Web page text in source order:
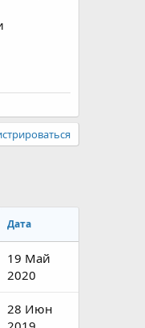
Дата
19 Май
2020
28 Июн